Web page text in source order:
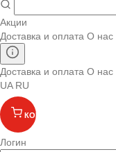
Акции
Доставка и оплата О нас
Доставка и оплата О нас
UA RU
КОРЗИНА
Логин